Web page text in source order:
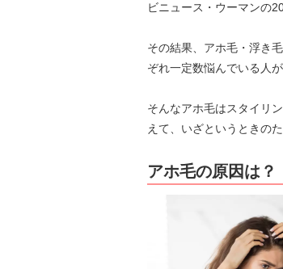
ビニュース・ウーマンの
その結果、アホ毛・浮き
ぞれ一定数悩んでいる人
そんなアホ毛はスタイリ
えて、いざというときの
アホ毛の原因は？